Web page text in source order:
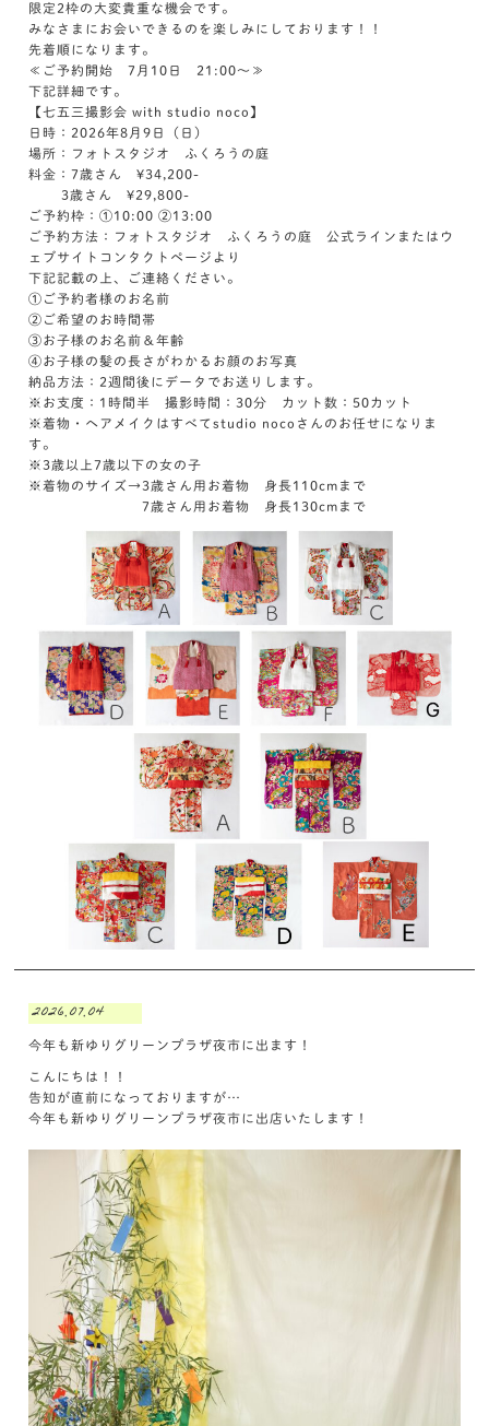
限定2枠の大変貴重な機会です。
みなさまにお会いできるのを楽しみにしております！！
先着順になります。
≪ご予約開始 7月10日 21:00～≫
下記詳細です。
【七五三撮影会 with studio noco】
日時：2026年8月9日（日）
場所：フォトスタジオ ふくろうの庭
料金：7歳さん ¥34,200-
3歳さん ¥29,800-
ご予約枠：①10:00 ②13:00
ご予約方法：フォトスタジオ ふくろうの庭 公式ラインまたはウ
ェブサイトコンタクトページより
下記記載の上、ご連絡ください。
①ご予約者様のお名前
②ご希望のお時間帯
③お子様のお名前＆年齢
④お子様の髪の長さがわかるお顔のお写真
納品方法：2週間後にデータでお送りします。
※お支度：1時間半 撮影時間：30分 カット数：50カット
※着物・ヘアメイクはすべてstudio nocoさんのお任せになりま
す。
※3歳以上7歳以下の女の子
※着物のサイズ→3歳さん用お着物 身長110cmまで
7歳さん用お着物 身長130cmまで
2026.07.04
今年も新ゆりグリーンプラザ夜市に出ます！
こんにちは！！
告知が直前になっておりますが…
今年も新ゆりグリーンプラザ夜市に出店いたします！